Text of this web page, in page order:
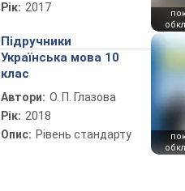
Рік: 2017
Підручники
Українська мова 10
клас
Автори: О. П. Глазова
Рік: 2018
Опис: Рівень стандарту